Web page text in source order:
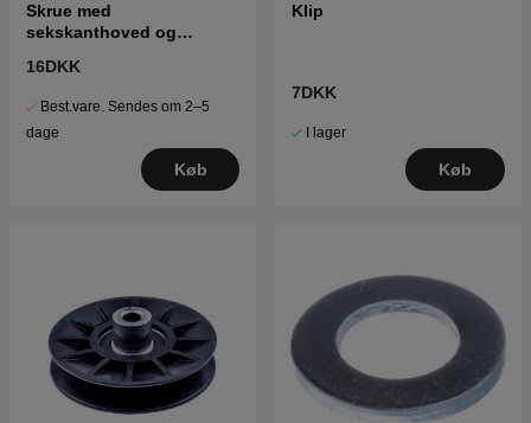
Skrue med
sekskanthoved og
16DKK
Best.vare. Sendes om 2–5
dage
Køb
Klip
7DKK
I lager
Køb